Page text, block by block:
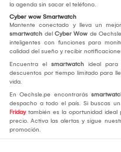
la agenda sin sacar el teléfono.
Cyber wow Smartwatch
Mantente conectado y lleva un
smartwatch del Cyber Wow de
inteligentes con funciones para
calidad del sueño y recibir
Encuentra el smartwatch ideal para
descuentos por tiempo limitado para
vida.
En Oechsle.pe encontrarás
despacho a todo el país. Si buscas un
Fridaytambién es la oportunidad ideal
precio. Activa las alertas y sigue
promoción.